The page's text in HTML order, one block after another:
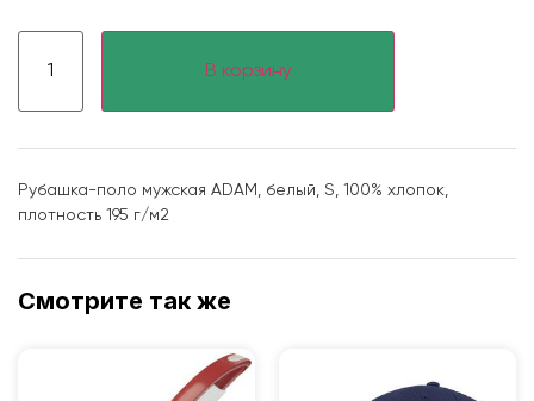
В корзину
Рубашка-поло мужская ADAM, белый, S, 100% хлопок,
плотность 195 г/м2
Смотрите так же